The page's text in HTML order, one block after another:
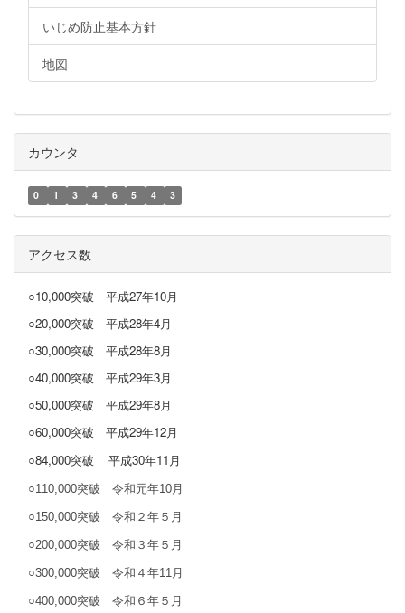
いじめ防止基本方針
地図
カウンタ
0 1 3 4 6 5 4 3
アクセス数
○10,000突破 平成27年10月
○20,000突破 平成28年4月
○30,000突破 平成28年8月
○40,000突破 平成29年3月
○50,000突破 平成29年8月
○60,000突破 平成29年12月
○84,000突破
平成30年11月
○110,000突破 令和元年10月
○150,000突破 令和２年５月
○200,000突破 令和３年５月
○300,000突破 令和４年11月
○400,000突破 令和６年５月